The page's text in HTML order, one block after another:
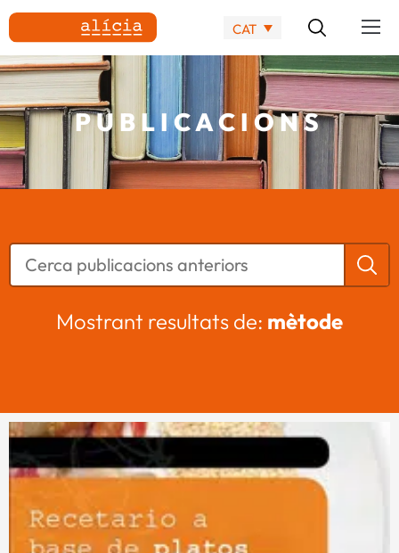
CAT
PUBLICACIONS
Mostrant resultats de: mètode